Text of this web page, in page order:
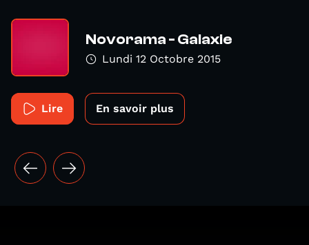
Novorama - Galaxie
Lundi 12 Octobre 2015
Lire En savoir plus